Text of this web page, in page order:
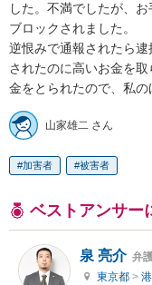
した。不満でしたが、
ブロックされました。
逆恨みで通報されたら
されたのに高いお金を
金をとられたので、私の
山家雄二 さん
加害者 被害者
ベストアンサー
泉 亮介 弁
東京都 >